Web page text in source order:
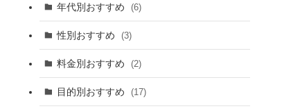
年代別おすすめ (6)
性別おすすめ (3)
料金別おすすめ (2)
目的別おすすめ (17)